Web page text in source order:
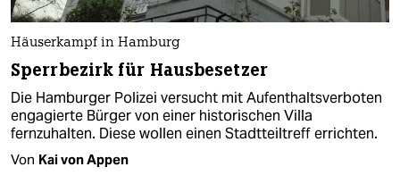
Häuserkampf in Hamburg
Sperrbezirk für Hausbesetzer
Die Hamburger Polizei versucht mit Aufenthaltsverboten
engagierte Bürger von einer historischen Villa
fernzuhalten. Diese wollen einen Stadtteiltreff errichten.
Von Kai von Appen